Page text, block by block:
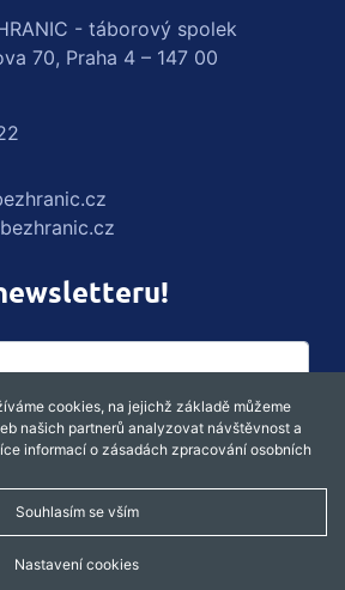
- táborový spolek
70, Praha 4 – 147 00
Captcha obnovit
cookies, na jejichž základě můžeme
našich partnerů analyzovat návštěvnost a
informací o zásadách zpracování osobních
Souhlasím se vším
Nastavení cookies